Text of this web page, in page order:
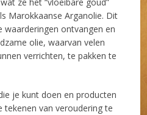
ze het “vloeibare goud”
Marokkaanse Arganolie. Dit
ontvangen en
olie, waarvan velen
verrichten, te pakken te
je kunt doen en producten
tekenen van veroudering te